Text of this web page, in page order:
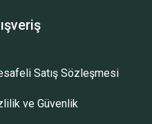
Satış Sözleşmesi
ve Güvenlik